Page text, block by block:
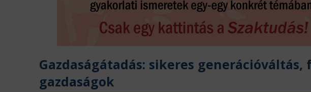
ÁLLATTENYÉSZTÉS NÖVÉNYTERMESZTÉS
ÉLELMISZERIPAR NÖVÉNYVÉDELEM
EURÓPAI UNIÓ VIDÉKFEJLESZTÉS
Gazdaságátadás: sikeres
gazdaságok